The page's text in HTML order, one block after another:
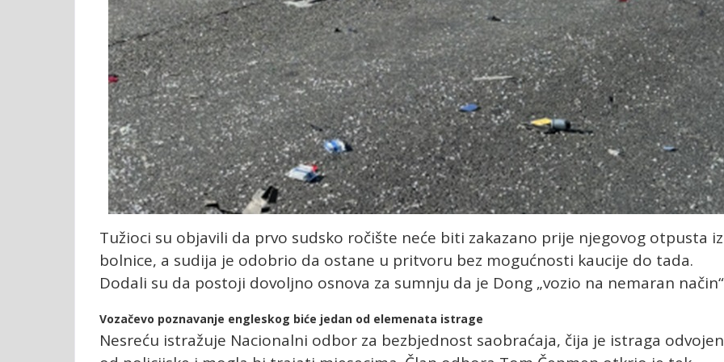
Tužioci su objavili da prvo sudsko ročište neće biti zakazano prije njegovog otpusta iz
bolnice, a sudija je odobrio da ostane u pritvoru bez mogućnosti kaucije do tada.
Dodali su da postoji dovoljno osnova za sumnju da je Dong „vozio na nemaran
Vozačevo poznavanje engleskog biće jedan od elemenata istrage
Nesreću istražuje Nacionalni odbor za bezbjednost saobraćaja, čija je istraga